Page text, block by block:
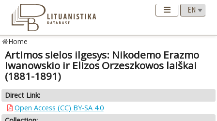
Home
Artimos sielos ilgesys: Nikodemo Erazmo
Iwanowskio ir Elizos Orzeszkowos laiškai
(1881-1891)
Direct Link:
Open Access (CC) BY-SA 4.0